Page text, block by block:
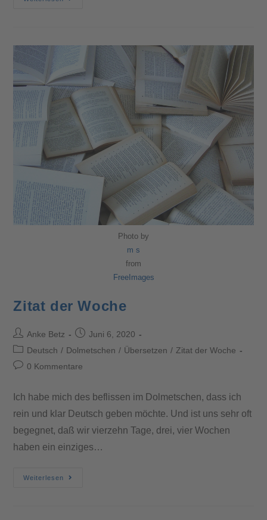
Photo by
m s
from
FreeImages
Zitat der Woche
Anke Betz
Juni 6, 2020
Deutsch / Dolmetschen / Übersetzen / Zitat der Woche
0 Kommentare
Ich habe mich des beflissen im Dolmetschen, dass ich
rein und klar Deutsch geben möchte. Und ist uns sehr oft
begegnet, daß wir vierzehn Tage, drei, vier Wochen
haben ein einziges…
Weiterlesen